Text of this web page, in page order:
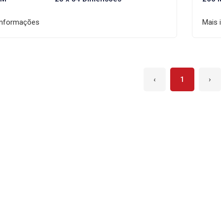
Mais
‹ 1 ›